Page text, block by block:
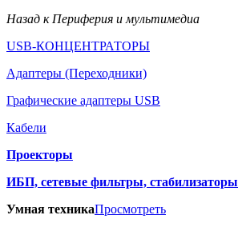
Назад к Периферия и мультимедиа
USB-КОНЦЕНТРАТОРЫ
Адаптеры (Переходники)
Графические адаптеры USB
Кабели
Проекторы
ИБП, сетевые фильтры, стабилизаторы
Умная техникаПросмотреть